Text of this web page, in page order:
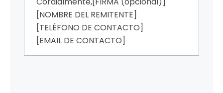
[NOMBRE DEL REMITENTE]
[TELÉFONO DE CONTACTO]
[EMAIL DE CONTACTO]